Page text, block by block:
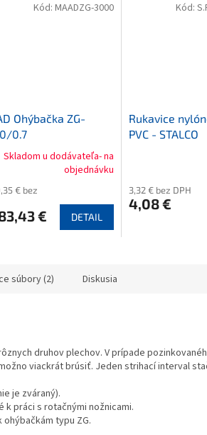
Ohýbačka ZG-
0.7
Skladom u dodávateľa- na
objednávku
€ bez
€ DETAIL
Kód: MAADZG-3000
Rukavice
PVC - STALCO
3,32 € bez DPH
4,08 €
Kód:
súbory (2) Diskusia
druhov plechov. V prípade
viackrát brúsiť. Jeden strihací interval
je zváraný).
práci s rotačnými nožnicami.
typu ZG.